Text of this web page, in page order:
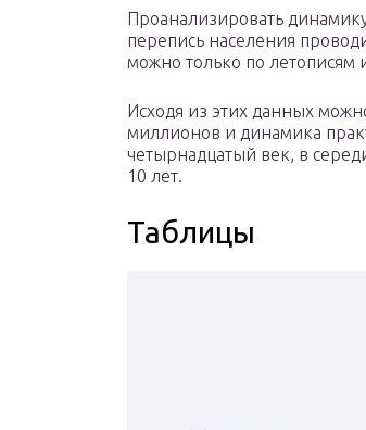
Проанализировать
перепись населения
можно только по
Исходя из этих данных
миллионов и динамика
четырнадцатый век, в
10 лет.
Таблицы